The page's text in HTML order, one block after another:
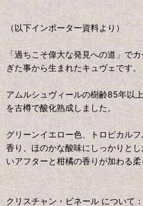
（以下インポーター資料より）
「過ちこそ偉大な発見への道」で
ぎた事から生まれたキュヴェです。
アムルシュヴィールの樹齢85年以
を古樽で酸化熟成しました。
グリーンイエロー色、トロピカル
香り、ほのかな酸味にしっかりと
いアフターと柑橘の香りが加わる
クリスチャン・ビネール について：